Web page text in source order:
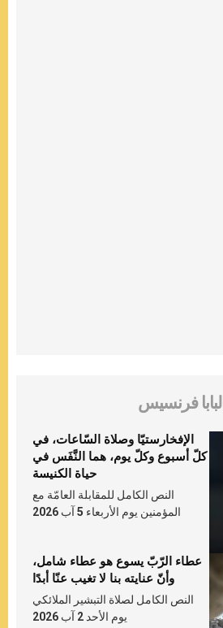
البابا فرنسيس
الإفخارستيّا وصلاة السّاعات، في
كلّ أسبوع وكلّ يوم، هما النَّفَس في
حياة الكنيسة
النص الكامل للمقابلة العامّة مع
المؤمنين يوم الأربعاء 5 آب 2026
عطاء الرّبّ يسوع هو عطاء شامل،
وأنّ عنايته بنا لا تغيب عنّا أبدًا
النص الكامل لصلاة التبشير الملائكي
يوم الأحد 2 آب 2026